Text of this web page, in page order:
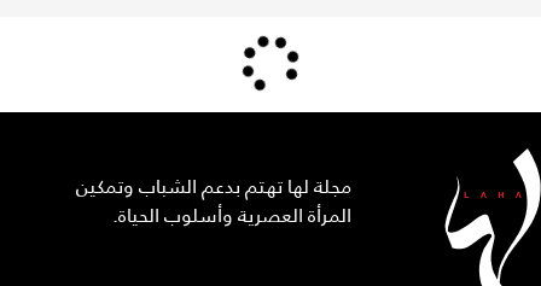
مجلة لها تهتم بدعم الشباب وتمكين
المرأة العصرية وأسلوب الحياة.